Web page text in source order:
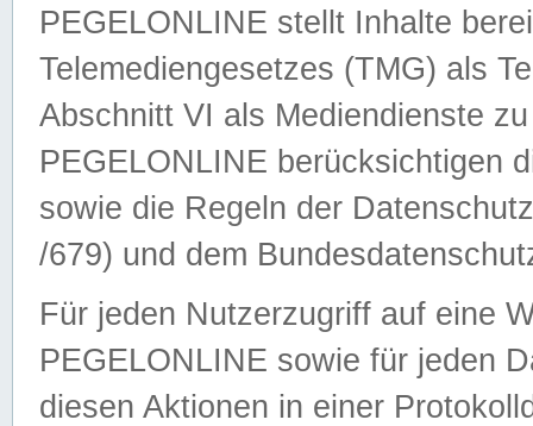
PEGELONLINE stellt Inhalte
Telemediengesetzes (TMG) als
Abschnitt VI als Mediendienste
PEGELONLINE berücksichtigen
sowie die Regeln der
/679) und dem
Für jeden Nutzerzugriff auf eine
PEGELONLINE sowie für jeden
diesen Aktionen in einer